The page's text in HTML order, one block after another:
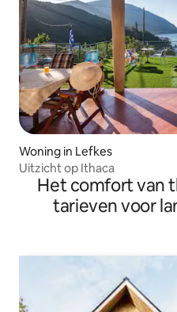
Woning in Lefkes
Uitzicht op Ithaca
Het comfort van
tarieven voor